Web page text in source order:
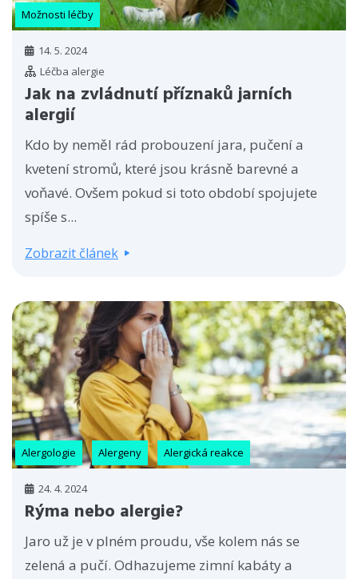
Možnosti léčby
14. 5. 2024
Léčba alergie
Jak na zvládnutí příznaků jarních
alergií
Kdo by neměl rád probouzení jara, pučení a
kvetení stromů, které jsou krásně barevné a
voňavé. Ovšem pokud si toto období spojujete
spíše s...
Zobrazit článek
Alergologie Alergeny Alergická reakce
24. 4. 2024
Rýma nebo alergie?
Jaro už je v plném proudu, vše kolem nás se
zelená a pučí. Odhazujeme zimní kabáty a